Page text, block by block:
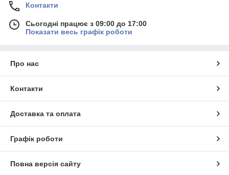
Контакти
Сьогодні працює з 09:00 до 17:00
Показати весь графік роботи
Про нас
Контакти
Доставка та оплата
Графік роботи
Повна версія сайту